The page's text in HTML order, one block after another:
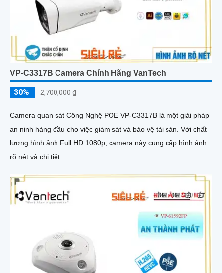
VP-C3317B Camera Chính Hãng VanTech
30% 2,700,000 ₫
Camera quan sát Công Nghệ POE VP-C3317B là một giải pháp
an ninh hàng đầu cho việc giám sát và bảo vệ tài sản. Với chất
lượng hình ảnh Full HD 1080p, camera này cung cấp hình ảnh
rõ nét và chi tiết